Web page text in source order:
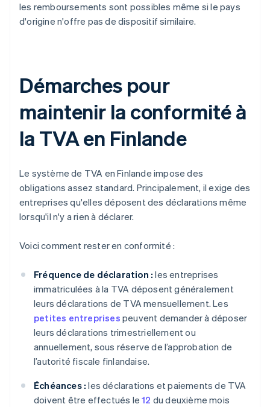
les remboursements sont possibles même si le pays
d'origine n'offre pas de dispositif similaire.
Démarches pour
maintenir la conformité à
la TVA en Finlande
Le système de TVA en Finlande impose des
obligations assez standard. Principalement, il exige des
entreprises qu'elles déposent des déclarations même
lorsqu'il n'y a rien à déclarer.
Voici comment rester en conformité :
Fréquence de déclaration : les entreprises
immatriculées à la TVA déposent généralement
leurs déclarations de TVA mensuellement. Les
petites entreprises peuvent demander à déposer
leurs déclarations trimestriellement ou
annuellement, sous réserve de l’approbation de
l’autorité fiscale finlandaise.
Échéances : les déclarations et paiements de TVA
doivent être effectués le12 du deuxième mois